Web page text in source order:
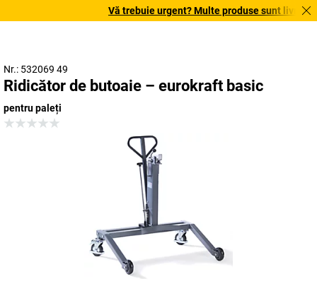
Vă trebuie urgent? Multe produse sunt livrate
Nr.: 532069 49
Ridicător de butoaie – eurokraft basic
pentru paleți